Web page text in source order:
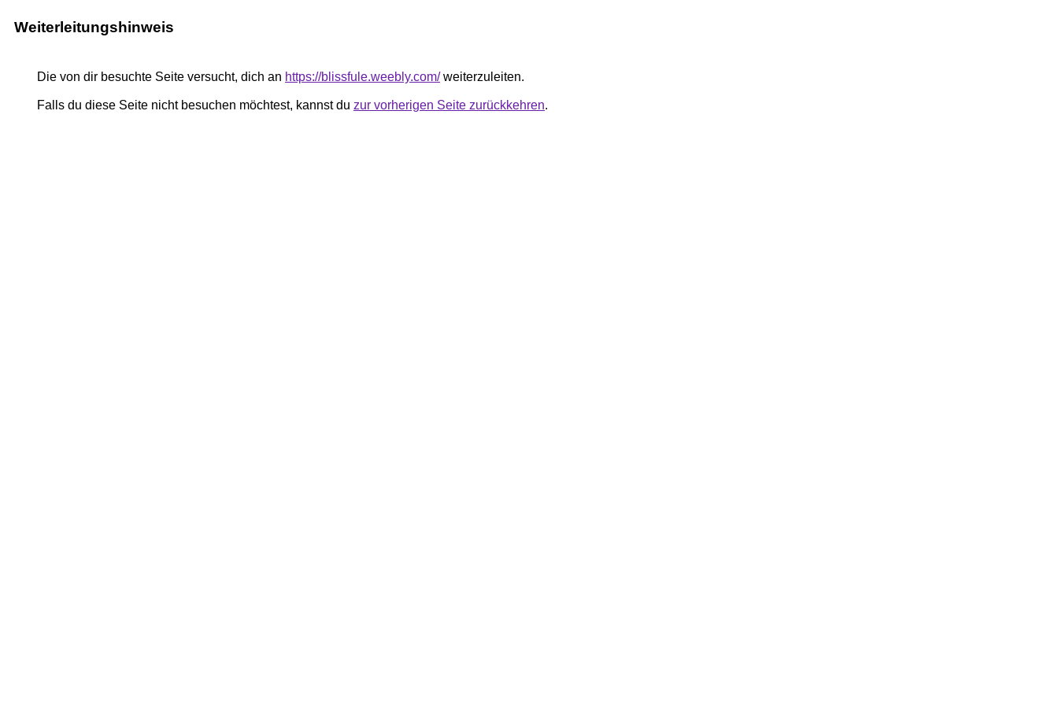
Weiterleitungshinweis
Die von dir besuchte Seite versucht, dich an https://blissfule.weebly.com/weiterzuleiten.
Falls du diese Seite nicht besuchen möchtest, kannst du zur vorherigen Seite zurückkehren.